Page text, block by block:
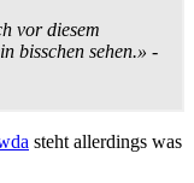
vor diesem
bisschen sehen.» -
steht allerdings was